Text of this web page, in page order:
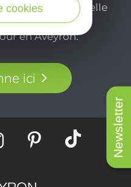
Newsletter
mensuelle
profiter
en Aveyron.
ici
cookies